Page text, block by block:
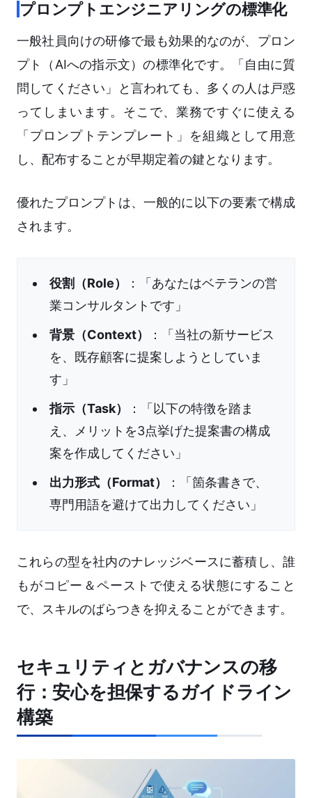
プロンプトエンジニアリングの標準化
一般社員向けの研修で最も効果的なのが、プロン
プト（AIへの指示文）の標準化です。「自由に質
問してください」と言われても、多くの人は戸惑
ってしまいます。そこで、業務ですぐに使える
「プロンプトテンプレート」を組織として用意
し、配布することが早期定着の鍵となります。
優れたプロンプトは、一般的に以下の要素で構成
されます。
役割（Role）
：「あなたはベテランの営
業コンサルタントです」
背景（Context）
：「当社の新サービス
を、既存顧客に提案しようとしていま
す」
指示（Task）
：「以下の特徴を踏ま
え、メリットを3点挙げた提案書の構成
案を作成してください」
出力形式（Format）
：「箇条書きで、
専門用語を避けて出力してください」
これらの型を社内のナレッジベースに蓄積し、誰
もがコピー＆ペーストで使える状態にすること
で、スキルのばらつきを抑えることができます。
セキュリティとガバナンスの移
行：安心を担保するガイドライン
構築